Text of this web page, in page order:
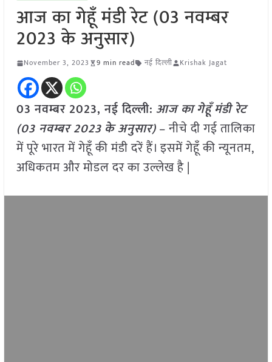
आज का गेहूँ मंडी रेट (03 नवम्बर
2023 के अनुसार)
November 3, 2023 9 min read नई दिल्ली Krishak Jagat
03 नवम्बर 2023, नई दिल्ली: आज का गेहूँमंडी रेट
(03 नवम्बर2023 के अनुसार)– नीचे दी गई तालिका
में पूरे भारत में गेहूँ की मंडी दरें हैं। इसमें गेहूँ की न्यूनतम,
अधिकतम और मोडल दर का उल्लेख है |